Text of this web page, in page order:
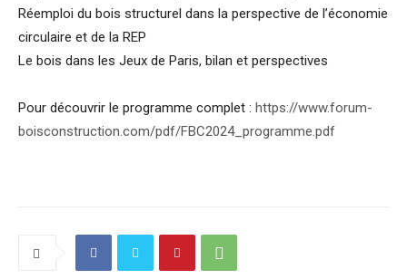
Réemploi du bois structurel dans la perspective de l’économie
circulaire et de la REP
Le bois dans les Jeux de Paris, bilan et perspectives
Pour découvrir le programme complet : https://www.forum-
boisconstruction.com/pdf/FBC2024_programme.pdf